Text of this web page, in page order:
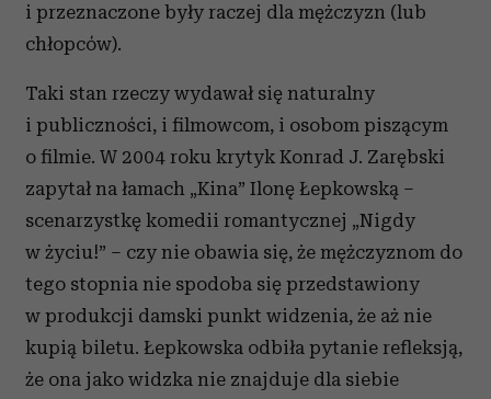
i przeznaczone były raczej dla mężczyzn (lub
chłopców).
Taki stan rzeczy wydawał się naturalny
i publiczności, i filmowcom, i osobom piszącym
o filmie. W 2004 roku krytyk Konrad J. Zarębski
zapytał na łamach „Kina” Ilonę Łepkowską –
scenarzystkę komedii romantycznej „Nigdy
w życiu!” – czy nie obawia się, że mężczyznom do
tego stopnia nie spodoba się przedstawiony
w produkcji damski punkt widzenia, że aż nie
kupią biletu. Łepkowska odbiła pytanie refleksją,
że ona jako widzka nie znajduje dla siebie